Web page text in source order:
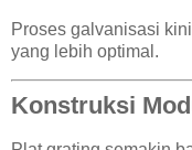
Proses galvanisasi
yang lebih optimal.
Konstruksi